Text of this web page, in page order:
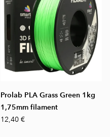
Prolab PLA Grass Green 1kg
1,75mm filament
12,40 €